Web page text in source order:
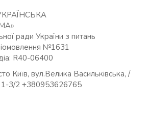
ради України з питань
№1631
R40-06400
Київ, вул.Велика Васильківська, /
1-3/2 +380953626765